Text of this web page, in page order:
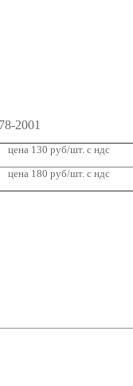
2001
цена 130 руб/шт. с ндс
цена 180 руб/шт. с ндс